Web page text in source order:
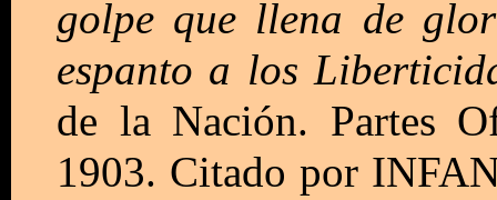
golpe que llena de
espanto a los
de la Nación. Partes
1903. Citado por